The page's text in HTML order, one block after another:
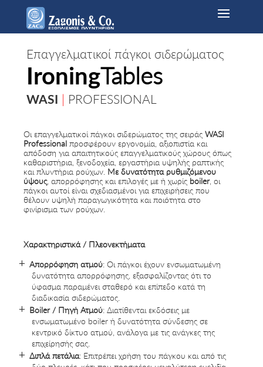
Επαγγελματικοί πάγκοι σιδερώματος
IroningTables
WASI | PROFESSIONAL
Οι επαγγελματικοί πάγκοι σιδερώματος της σειράςWASI
Professional προσφέρουν εργονομία, αξιοπιστία και
απόδοση για απαιτητικούς επαγγελματικούς χώρους όπως
καθαριστήρια, ξενοδοχεία, εργαστήρια υψηλής ραπτικής
και πλυντήρια ρούχων. Με δυνατότητα ρυθμιζόμενου
ύψους, απορρόφησης και επιλογές με ή χωρίς boiler, οι
πάγκοι αυτοί είναι σχεδιασμένοι για επιχειρήσεις που
θέλουν υψηλή παραγωγικότητα και ποιότητα στο
φινίρισμα των ρούχων.
Χαρακτηριστικά / Πλεονεκτήματα
Απορρόφηση ατμού: Οι πάγκοι έχουν ενσωματωμένη
δυνατότητα απορρόφησης, εξασφαλίζοντας ότι το
ύφασμα παραμένει σταθερό και επίπεδο κατά τη
διαδικασία σιδερώματος.
Boiler/ Πηγή Ατμού: Διατίθενται εκδόσεις με
ενσωματωμένο boiler ή δυνατότητα σύνδεσης σε
κεντρικό δίκτυο ατμού, ανάλογα με τις ανάγκες της
επιχείρησής σας.
Διπλά πετάλια: Επιτρέπει χρήση του πάγκου και από τις